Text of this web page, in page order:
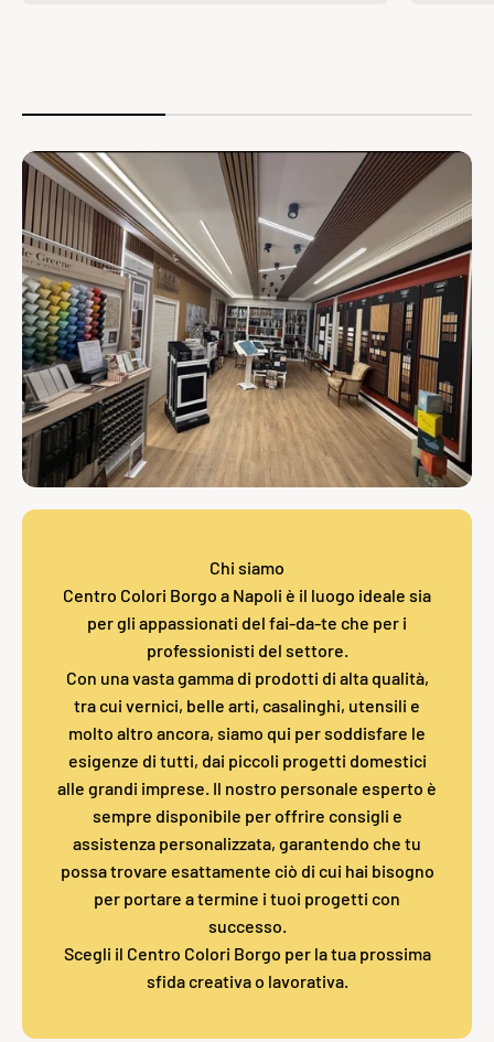
Chi siamo
Centro Colori Borgo a Napoli è il luogo ideale sia
per gli appassionati del fai-da-te che per i
professionisti del settore.
Con una vasta gamma di prodotti di alta qualità,
tra cui vernici, belle arti, casalinghi, utensili e
molto altro ancora, siamo qui per soddisfare le
esigenze di tutti, dai piccoli progetti domestici
alle grandi imprese. Il nostro personale esperto è
sempre disponibile per offrire consigli e
assistenza personalizzata, garantendo che tu
possa trovare esattamente ciò di cui hai bisogno
per portare a termine i tuoi progetti con
successo.
Scegli il Centro Colori Borgo per la tua prossima
sfida creativa o lavorativa.